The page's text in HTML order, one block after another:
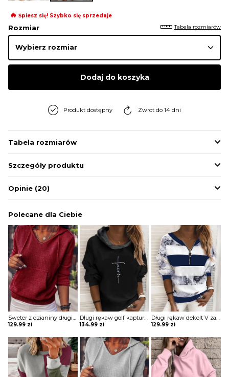
MARYNARKI
BLUZY
BIELIZNA
🔥 Śpiesz się! Szybko się sprzedaje
Rozmiar Tabela rozmiarów
Dodaj do koszyka
Produkt dostępny Zwrot do 14 dni
Tabela rozmiarów
Szczegóły produktu
Opinie (20)
Polecane dla Ciebie
Sweter z dzianiny długim rękawem i kieszeniami Bedrije
129.99 zł
Długi rękaw golf kaptur kieszeń kangurka napis wzór ściągacz na co dzień casual sportowa bluza Irmgarda
134.99 zł
Długi rękaw dekolt V zamek rozpinana pasy grafika elegancka wzór kwiaty casual ściągacz luźna na co dzień bluza Mahalia
129.99 zł